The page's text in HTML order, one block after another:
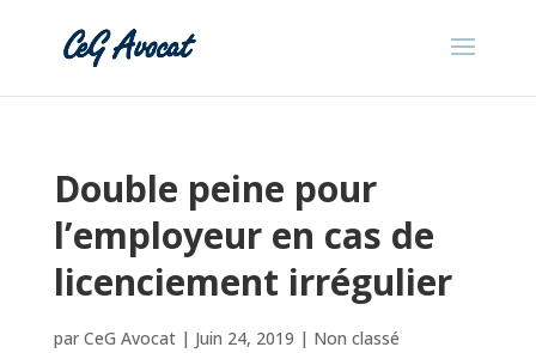
Double peine pour
l’employeur en cas de
licenciement irrégulier
par CeG Avocat| Juin 24, 2019 | Non classé